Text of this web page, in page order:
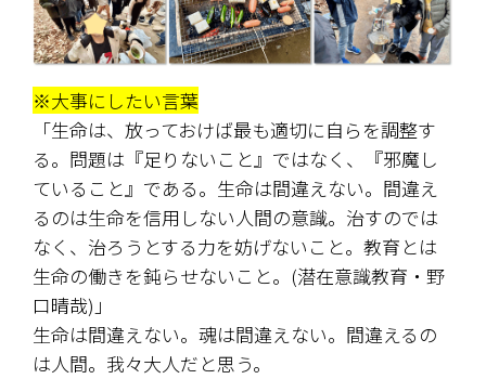
※大事にしたい言葉
「生命は、放っておけば最も適切に自らを調整す
る。問題は『足りないこと』ではなく、『邪魔し
ていること』である。生命は間違えない。間違え
るのは生命を信用しない人間の意識。治すのでは
なく、治ろうとする力を妨げないこと。教育とは
生命の働きを鈍らせないこと。(潜在意識教育・野
口晴哉)」
生命は間違えない。魂は間違えない。間違えるの
は人間。我々大人だと思う。